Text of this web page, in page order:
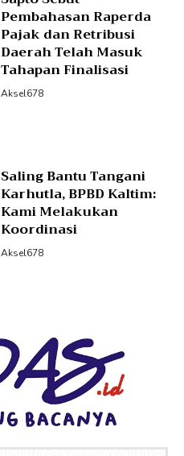
Pembahasan Raperda
Pajak dan Retribusi
Daerah Telah Masuk
Tahapan Finalisasi
Aksel678
Saling Bantu Tangani
Karhutla, BPBD Kaltim:
Kami Melakukan
Koordinasi
Aksel678